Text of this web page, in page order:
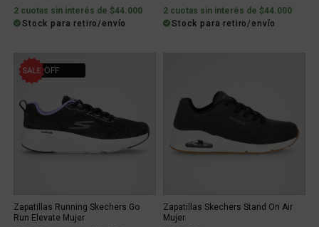
2 cuotas sin interés de $44.000
Stock para retiro/envío
2 cuotas sin interés de $44.000
Stock para retiro/envío
20% OFF
Zapatillas Running Skechers Go
Run Elevate Mujer
Zapatillas Skechers Stand On Air
Mujer